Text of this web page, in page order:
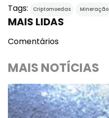
Tags: Criptomoedas Mineração
MAIS LIDAS
Comentários
MAIS NOTÍCIAS